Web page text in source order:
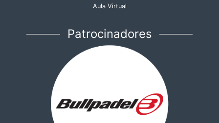
Aula Virtual
Patrocinadores